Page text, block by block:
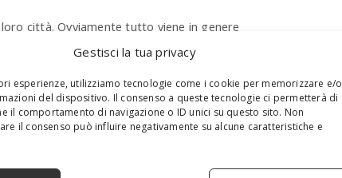
Gestisci la tua privacy
esperienze, utilizziamo tecnologie come i cookie per memorizzare e/o
del dispositivo. Il consenso a queste tecnologie ci permetterà di
il comportamento di navigazione o ID unici su questo sito. Non
il consenso può influire negativamente su alcune caratteristiche e
città. Ovviamente tutto viene in genere
prima del matrimonio aiuterebbe ad
rinvio delle nozze.
da sogno ed essere in forma per le foto,
S
r